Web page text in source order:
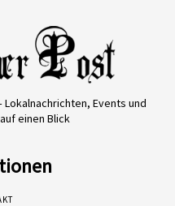
Events und
einen Blick